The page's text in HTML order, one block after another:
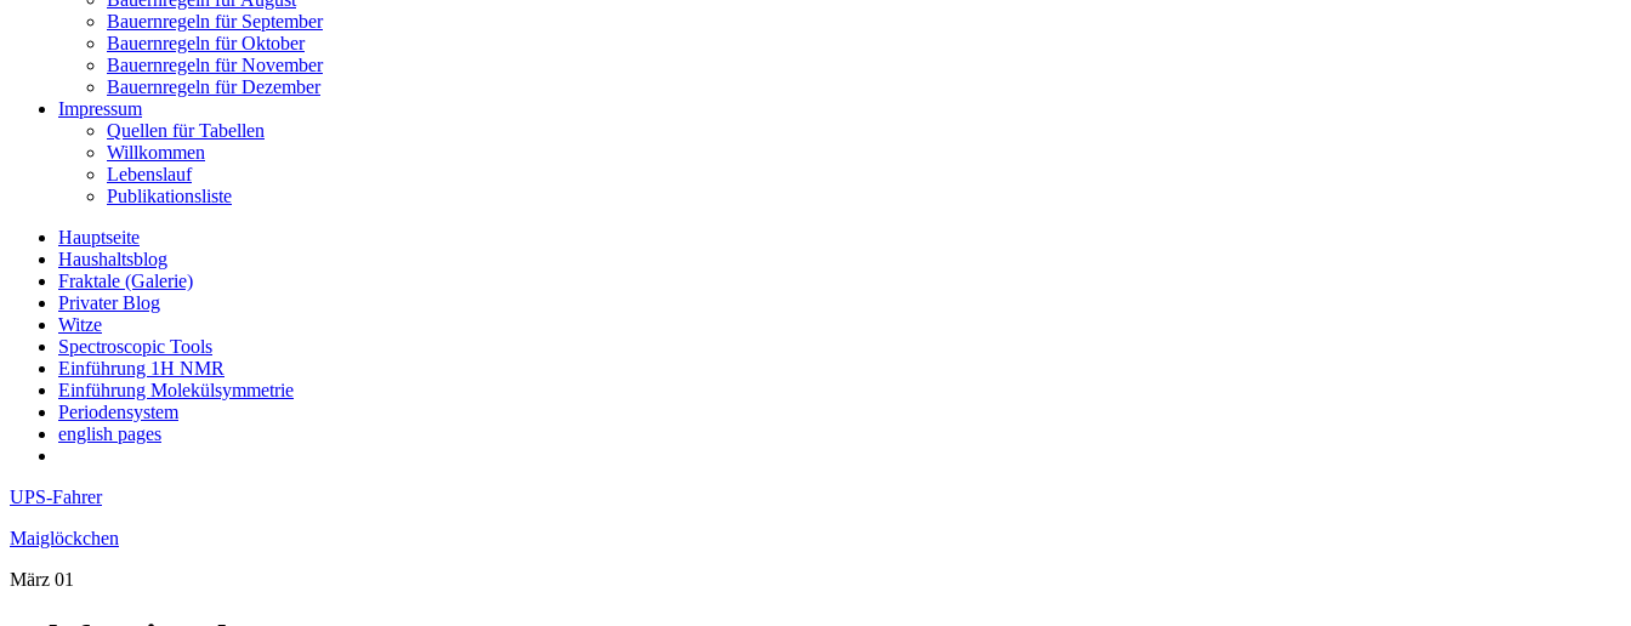
Bauernregeln für September
Bauernregeln für Oktober
Bauernregeln für November
Bauernregeln für Dezember
Impressum
Quellen für Tabellen
Willkommen
Lebenslauf
Publikationsliste
Hauptseite
Haushaltsblog
Fraktale (Galerie)
Privater Blog
Witze
Spectroscopic Tools
Einführung 1H NMR
Einführung Molekülsymmetrie
Periodensystem
english pages
UPS-Fahrer
Maiglöckchen
März 01